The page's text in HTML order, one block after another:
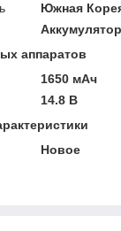
Южная
аппаратов
1650 мАч
14.8 В
Новое